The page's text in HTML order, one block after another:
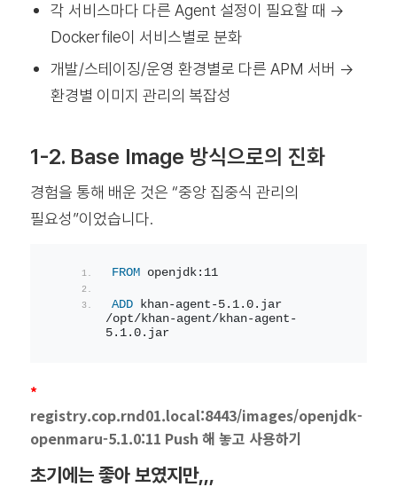
각 서비스마다 다른 Agent 설정이 필요할 때 →
Dockerfile이 서비스별로 분화
개발/스테이징/운영 환경별로 다른 APM 서버 →
환경별 이미지 관리의 복잡성
1-2. Base Image 방식으로의 진화
경험을 통해 배운 것은 “중앙 집중식 관리의
필요성”이었습니다.
FROM openjdk:11
ADD khan-agent-5.1.0.jar
/opt/khan-agent/khan-agent-
5.1.0.jar
*
registry.cop.rnd01.local:8443/images/openjdk-
openmaru-5.1.0:11 Push 해 놓고 사용하기
초기에는 좋아 보였지만,,,